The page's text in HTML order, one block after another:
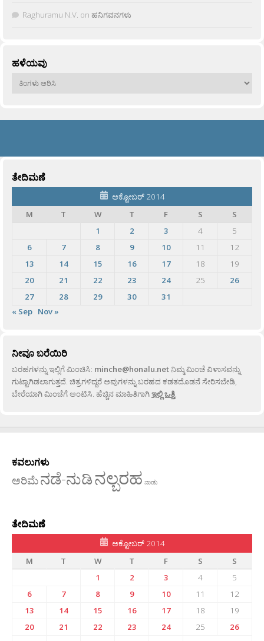
Raghuramu N.V. on ಹನಿಗವನಗಳು
ಹಳೆಯವು
ಹಳೆಯವು
ತೇದಿಮಣೆ
ಅಕ್ಟೋಬರ್ 2014
M
T W T F S
S
1
2 3 4
5
6
7 8 9 10 11
12
13
14 15 16 17 18
19
20
21 22 23 24 25
26
27
28 29 30
31
« Sep Nov »
ನೀವೂ ಬರೆಯಿರಿ
ಬರಹಗಳನ್ನು ಇಲ್ಲಿಗೆ ಮಿಂಚಿಸಿ: minche@honalu.netನಿಮ್ಮ ಮಿಂಚೆ ವಿಳಾಸವನ್ನು
ಗುಟ್ಟಾಗಿಡಲಾಗುತ್ತದೆ. ಚಿತ್ರಗಳಿದ್ದರೆ ಅವುಗಳನ್ನು ಬರಹದ ಕಡತದೊಡನೆ ಸೇರಿಸಬೇಡಿ,
ಬೇರೆಯಾಗಿ ಮಿಂಚೆಗೆ ಅಂಟಿಸಿ. ಹೆಚ್ಚಿನ ಮಾಹಿತಿಗಾಗಿಇಲ್ಲಿ ಒತ್ತಿ.
ಕವಲುಗಳು
ಅರಿಮೆನಡೆ-ನುಡಿನಲ್ಬರಹ ನಾಡು
ತೇದಿಮಣೆ
ಅಕ್ಟೋಬರ್ 2014
M
T W T F S
S
1
2 3 4
5
6
7 8 9 10 11
12
13
14 15 16 17 18
19
20
21 22 23 24 25
26